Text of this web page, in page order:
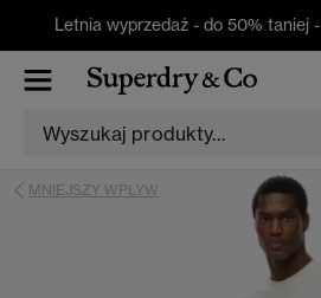
Letnia wyprzedaż - do 50% taniej -
MNIEJSZY WPLYW